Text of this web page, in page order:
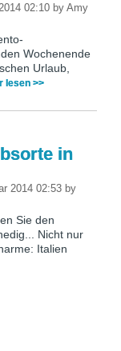
02:10 by Amy
Wochenende
Urlaub,
lesen >>
in
2014 02:53 by
Sie den
Nicht nur
Italien